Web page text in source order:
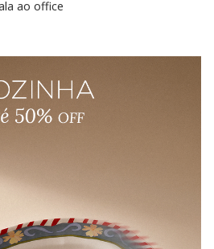
ao office